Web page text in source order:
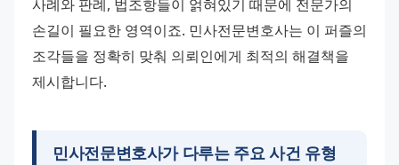
사례와 판례, 법조항들이 얽혀있기 때문에 전문가의
손길이 필요한 영역이죠. 민사전문변호사는 이 퍼즐의
조각들을 정확히 맞춰 의뢰인에게 최적의 해결책을
제시합니다.
민사전문변호사가 다루는 주요 사건 유형